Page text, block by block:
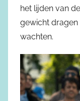
het lijden van
gewicht dragen
wachten.